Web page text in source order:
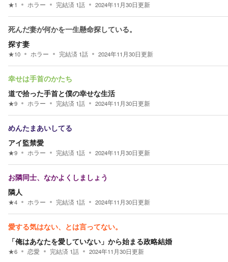
★1 ホラー 完結済 1話 2024年11月30日更新
死んだ妻が何かを一生懸命探している。
探す妻
★10 ホラー 完結済 1話 2024年11月30日更新
幸せは手首のかたち
道で拾った手首と僕の幸せな生活
★9 ホラー 完結済 1話 2024年11月30日更新
めんたまあいしてる
アイ監禁愛
★9 ホラー 完結済 1話 2024年11月30日更新
お隣同士、なかよくしましょう
隣人
★4 ホラー 完結済 1話 2024年11月30日更新
愛する気はない、とは言ってない。
「俺はあなたを愛していない」から始まる政略結婚
★6 恋愛 完結済 1話 2024年11月30日更新